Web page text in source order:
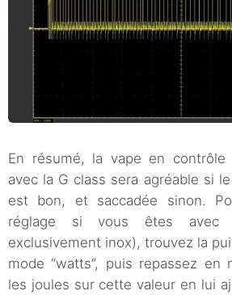
En résumé, la vape en contrôle
avec la G class sera agréable si
est bon, et saccadée sinon.
réglage si vous êtes
exclusivement inox), trouvez la
mode “watts”, puis repassez en
les joules sur cette valeur en lui